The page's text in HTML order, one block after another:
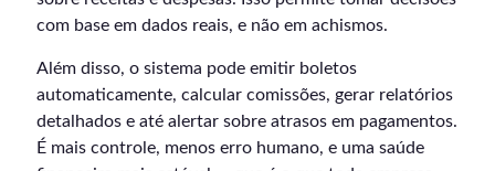
com base em dados reais, e não em achismos.
Além disso, o sistema pode emitir boletos
automaticamente, calcular comissões, gerar relatórios
detalhados e até alertar sobre atrasos em pagamentos.
É mais controle, menos erro humano, e uma saúde